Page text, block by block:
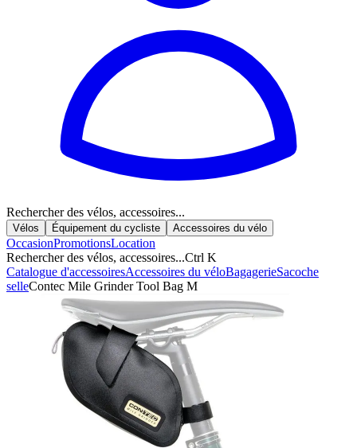
Rechercher des vélos, accessoires...
Vélos Équipement du cycliste Accessoires du vélo
OccasionPromotionsLocation
Rechercher des vélos, accessoires...Ctrl K
Catalogue d'accessoiresAccessoires du véloBagagerieSacoche
selleContec Mile Grinder Tool Bag M